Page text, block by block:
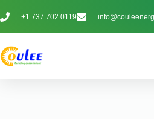
+1 737 702 0119